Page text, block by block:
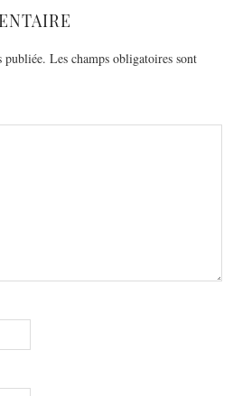
publiée. Les champs obligatoires sont